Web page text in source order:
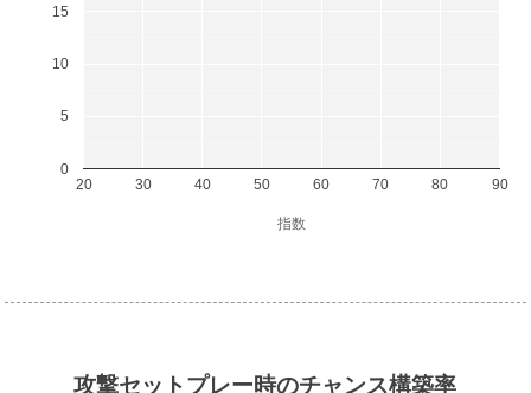
20 30 40 50 60 70 80 90
0
5
10
15
指数
攻撃セットプレー時のチャンス構築率